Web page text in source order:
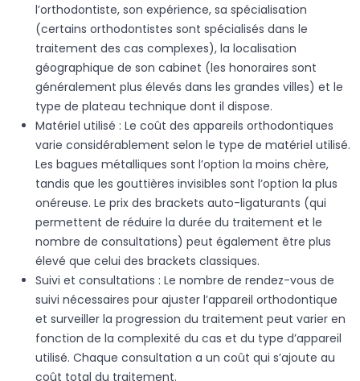
l’orthodontiste, son expérience, sa spécialisation
(certains orthodontistes sont spécialisés dans le
traitement des cas complexes), la localisation
géographique de son cabinet (les honoraires sont
généralement plus élevés dans les grandes villes) et le
type de plateau technique dont il dispose.
Matériel utilisé : Le coût des appareils orthodontiques
varie considérablement selon le type de matériel utilisé.
Les bagues métalliques sont l’option la moins chère,
tandis que les gouttières invisibles sont l’option la plus
onéreuse. Le prix des brackets auto-ligaturants (qui
permettent de réduire la durée du traitement et le
nombre de consultations) peut également être plus
élevé que celui des brackets classiques.
Suivi et consultations : Le nombre de rendez-vous de
suivi nécessaires pour ajuster l’appareil orthodontique
et surveiller la progression du traitement peut varier en
fonction de la complexité du cas et du type d’appareil
utilisé. Chaque consultation a un coût qui s’ajoute au
coût total du traitement.